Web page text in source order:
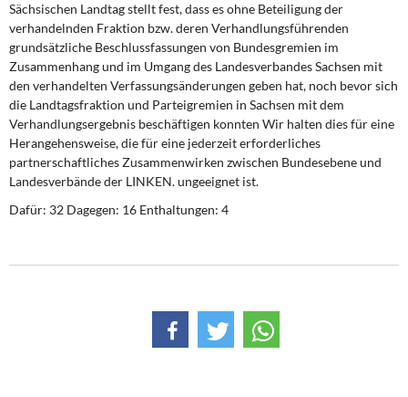
Sächsischen Landtag stellt fest, dass es ohne Beteiligung der
verhandelnden Fraktion bzw. deren Verhandlungsführenden
grundsätzliche Beschlussfassungen von Bundesgremien im
Zusammenhang und im Umgang des Landesverbandes Sachsen mit
den verhandelten Verfassungsänderungen geben hat, noch bevor sich
die Landtagsfraktion und Parteigremien in Sachsen mit dem
Verhandlungsergebnis beschäftigen konnten Wir halten dies für eine
Herangehensweise, die für eine jederzeit erforderliches
partnerschaftliches Zusammenwirken zwischen Bundesebene und
Landesverbände der LINKEN. ungeeignet ist.
Dafür: 32 Dagegen: 16 Enthaltungen: 4